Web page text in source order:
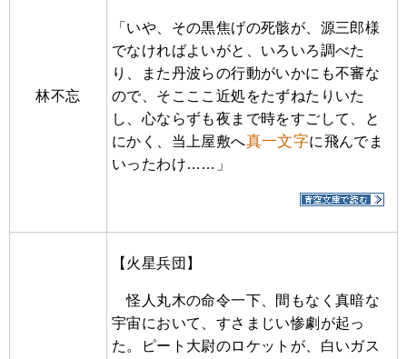
林不忘
「いや、その黒焦げの死骸が、源三郎様
でなければよいがと、いろいろ調べた
り、また丹波らの行動がいかにも不審な
ので、そこここ近処をたずねたりいた
し、心ならずも夜まで時をすごして、と
にかく、当上屋敷へ真一文字に飛んでま
いったわけ……」
【火星兵団】
怪人丸木の命令一下、間もなく真暗な
宇宙において、すさまじい惨劇が起っ
た。ピート大尉のロケットが、白いガス